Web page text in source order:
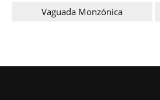
Vaguada Monzónica